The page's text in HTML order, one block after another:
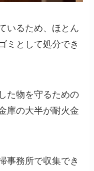
いるため、ほとん
ミとして処分でき
た物を守るための
庫の大半が耐火金
事務所で収集でき